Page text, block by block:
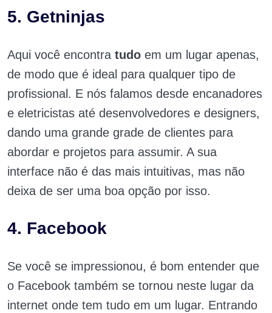
5. Getninjas
Aqui você encontra tudo em um lugar apenas,
de modo que é ideal para qualquer tipo de
profissional. E nós falamos desde encanadores
e eletricistas até desenvolvedores e designers,
dando uma grande grade de clientes para
abordar e projetos para assumir. A sua
interface não é das mais intuitivas, mas não
deixa de ser uma boa opção por isso.
4. Facebook
Se você se impressionou, é bom entender que
o Facebook também se tornou neste lugar da
internet onde tem tudo em um lugar. Entrando